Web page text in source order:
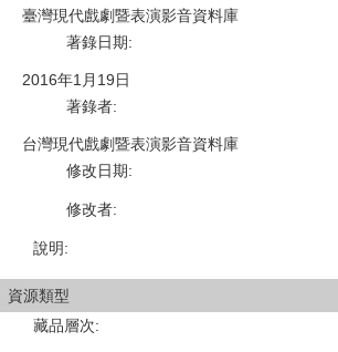
臺灣現代戲劇暨表演影音資料庫
著錄日期:
2016年1月19日
著錄者:
台灣現代戲劇暨表演影音資料庫
修改日期:
修改者:
說明:
資源類型
藏品層次: